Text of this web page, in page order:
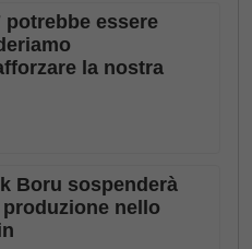
potrebbe essere
la nostra
Boru sospenderà
nello